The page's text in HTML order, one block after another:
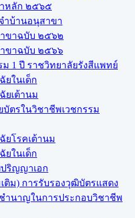
หลัก ๒๕๖๕
ำบ้านอนุสาขา
ขาฉบับ ๒๕๖๒
ขาฉบับ ๒๕๖๖
1 ปี ราชวิทยาลัยรังสีแพทย์
ยในเด็ก
ยเต้านม
ตรในวิชาชีพเวชกรรม
ยโรคเต้านม
ยในเด็ก
ริญญา​เอก
ติม) การรับรองวุฒิบัตรแสดง
ำนาญในการประกอบวิชาชีพ